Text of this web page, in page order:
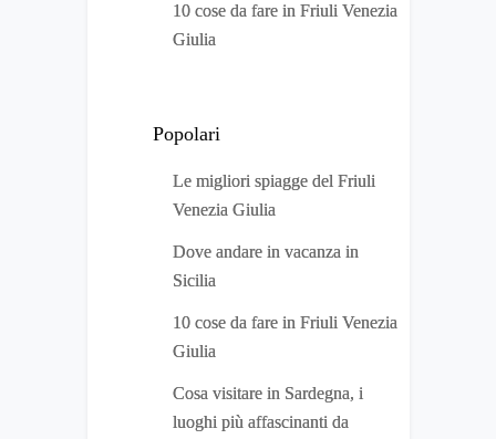
10 cose da fare in Friuli Venezia
Giulia
Popolari
Le migliori spiagge del Friuli
Venezia Giulia
Dove andare in vacanza in
Sicilia
10 cose da fare in Friuli Venezia
Giulia
Cosa visitare in Sardegna, i
luoghi più affascinanti da